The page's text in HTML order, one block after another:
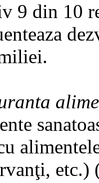
9 din 10
etc.)